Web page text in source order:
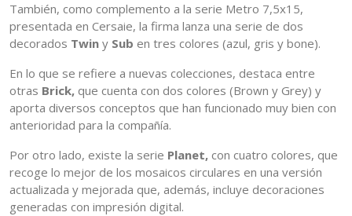
También, como complemento a la serie Metro 7,5x15,
presentada en Cersaie, la firma lanza una serie de dos
decorados Twin y Sub en tres colores (azul, gris y bone).
En lo que se refiere a nuevas colecciones, destaca entre
otras Brick, que cuenta con dos colores (Brown y Grey) y
aporta diversos conceptos que han funcionado muy bien con
anterioridad para la compañía.
Por otro lado, existe la serie Planet, con cuatro colores, que
recoge lo mejor de los mosaicos circulares en una versión
actualizada y mejorada que, además, incluye decoraciones
generadas con impresión digital.